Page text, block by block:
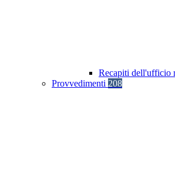
Recapiti dell'ufficio
Provvedimenti 208